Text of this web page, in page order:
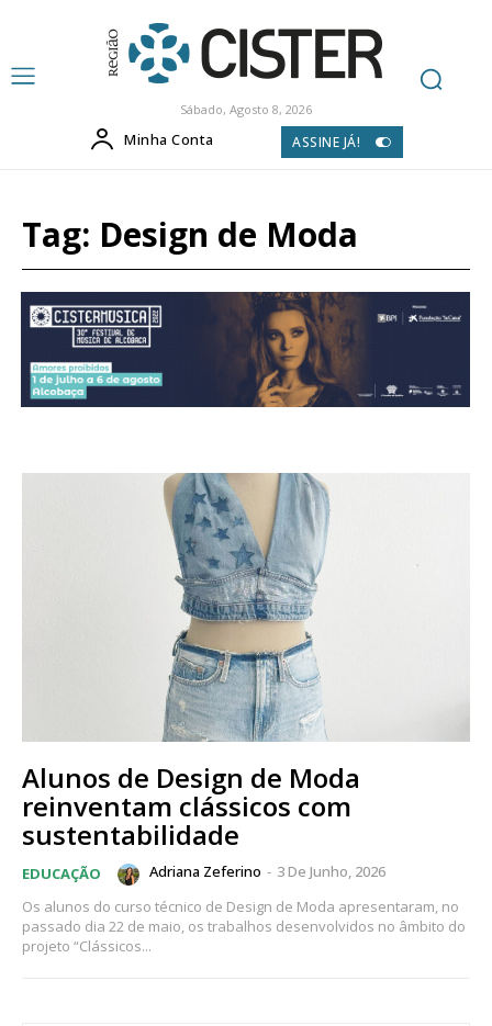
Sábado, Agosto 8, 2026
Minha Conta ASSINE JÁ!
Tag: Design de Moda
Alunos de Design de Moda
reinventam clássicos com
sustentabilidade
EDUCAÇÃO Adriana Zeferino - 3 De Junho, 2026
Os alunos do curso técnico de Design de Moda apresentaram, no
passado dia 22 de maio, os trabalhos desenvolvidos no âmbito do
projeto “Clássicos...